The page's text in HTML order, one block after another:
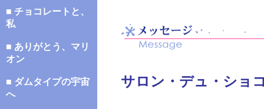
■ チョコレートと、
私
■ ありがとう、マリ
オン
■ ダムタイプの宇宙
へ
サロン・デュ・ショ